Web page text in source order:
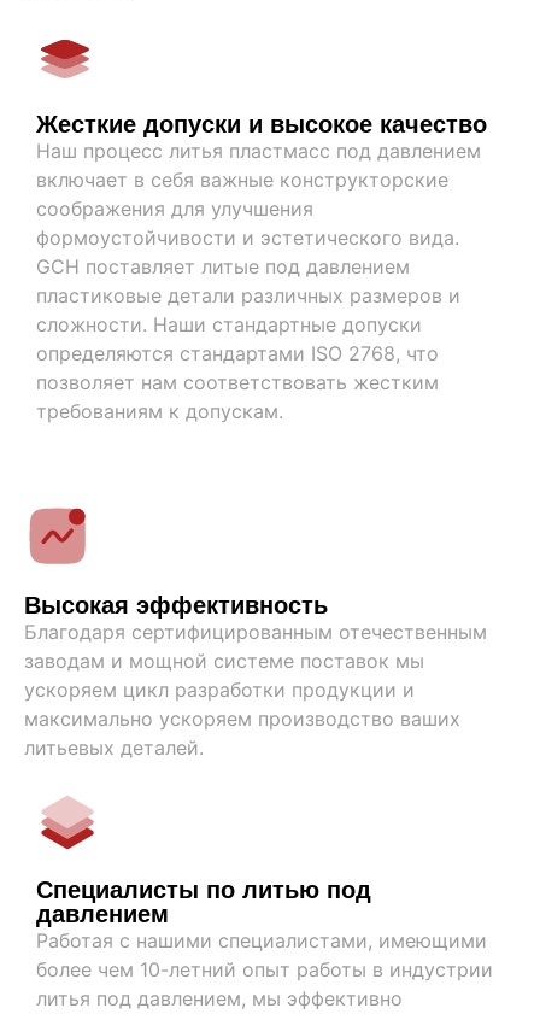
Жесткие допуски и высокое качество
Наш процесс литья пластмасс под давлением
включает в себя важные конструкторские
соображения для улучшения
формоустойчивости и эстетического вида.
GCH поставляет литые под давлением
пластиковые детали различных размеров и
сложности. Наши стандартные допуски
определяются стандартами ISO 2768, что
позволяет нам соответствовать жестким
требованиям к допускам.
Высокая эффективность
Благодаря сертифицированным отечественным
заводам и мощной системе поставок мы
ускоряем цикл разработки продукции и
максимально ускоряем производство ваших
литьевых деталей.
Специалисты по литью под
давлением
Работая с нашими специалистами, имеющими
более чем 10-летний опыт работы в индустрии
литья под давлением, мы эффективно